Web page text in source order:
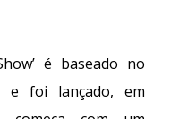
é baseado no
e foi lançado, em